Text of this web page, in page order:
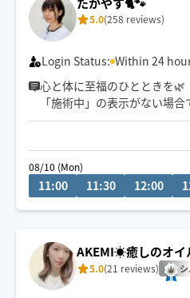
5.0(258 reviews)
Login Status: Within 24
心と体に至福のひとときを🌿
「施術中」の表示がない場
とがございます。
施術中や運転中は、ご返信
だく場合がございます。
確認次第お返事いたしますの
08/10 (Mon)
11:00 11:30 12:00
AKEMI☀️癒しのオイ
5.0(21 reviews)